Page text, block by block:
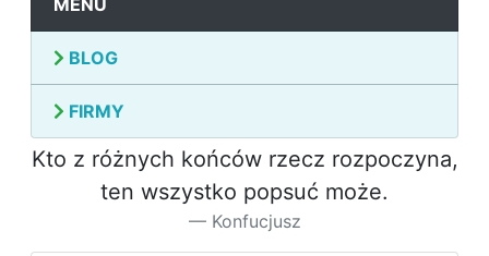
MENU
BLOG
FIRMY
Kto z różnych końców rzecz rozpoczyna,
ten wszystko popsuć może.
Konfucjusz